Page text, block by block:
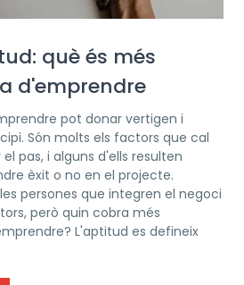
què és més
d'emprendre
pot donar vertigen i
Són molts els factors que cal
pas, i alguns d'ells resulten
èxit o no en el projecte.
persones que integren el negoci
però quin cobra més
L'aptitud es defineix